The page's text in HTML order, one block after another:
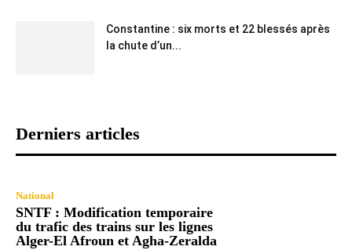
Constantine : six morts et 22 blessés après
la chute d’un...
Derniers articles
National
SNTF : Modification temporaire
du trafic des trains sur les lignes
Alger-El Afroun et Agha-Zeralda